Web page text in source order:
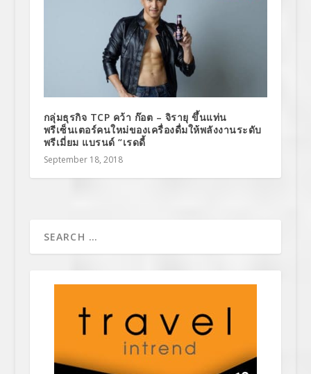
กลุ่มธุรกิจ TCP คว้า ก๊อต – จิรายุ ขึ้นแท่น
พรีเซ็นเตอร์คนใหม่ของเครื่องดื่มให้พลังงานระดับ
พรีเมี่ยม แบรนด์ “เรดดี้
September 18, 2018